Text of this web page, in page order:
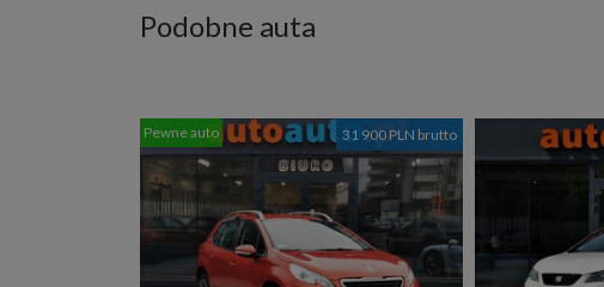
Podobne auta
31 900 PLN brutto
Pewne auto